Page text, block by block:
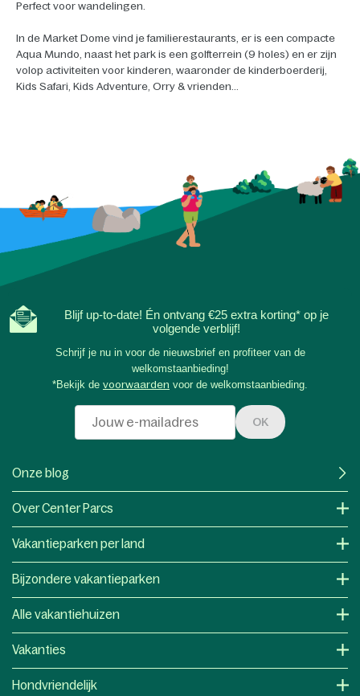
Perfect voor wandelingen.
In de Market Dome vind je familierestaurants, er is een compacte
Aqua Mundo, naast het park is een golfterrein (9 holes) en er zijn
volop activiteiten voor kinderen, waaronder de kinderboerderij,
Kids Safari, Kids Adventure, Orry & vrienden...
Blijf up-to-date! Én ontvang €25 extra korting* op je
volgende verblijf!
Schrijf je nu in voor de nieuwsbrief en profiteer van de
welkomstaanbieding!
*Bekijk de voorwaarden voor de welkomstaanbieding.
OK
Onze blog
Over Center Parcs
Vakantieparken per land
Bijzondere vakantieparken
Alle vakantiehuizen
Vakanties
Hondvriendelijk